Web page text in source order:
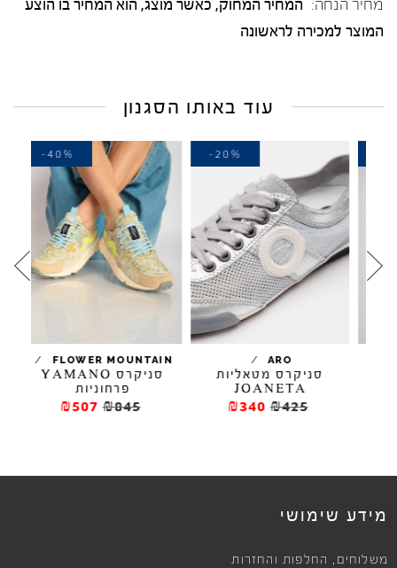
מחיר הנחה: המחיר המחוק, כאשר מוצג, הוא המחיר בו הוצע
המוצר למכירה לראשונה
עוד באותו הסגנון
ARO
/
סניקרס מטאליות
JOANETA
₪425
₪340
-20%
FLOWER MOUNTAIN
/
סניקרס YAMANO
פרחוניות
₪845
₪507
-40%
מידע שימושי
משלוחים , החלפות והחזרות